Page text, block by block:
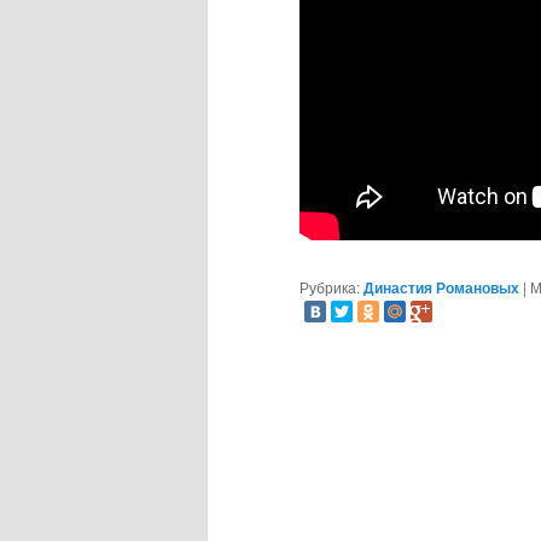
Рубрика:Династия Романовых |